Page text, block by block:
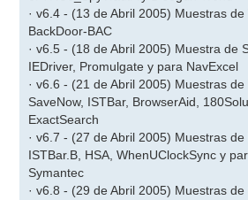
· v6.4 - (13 de Abril 2005) Muestras
BackDoor-BAC
· v6.5 - (18 de Abril 2005) Muestra de
IEDriver, Promulgate y para NavExcel
· v6.6 - (21 de Abril 2005) Muestras
SaveNow, ISTBar, BrowserAid,
ExactSearch
· v6.7 - (27 de Abril 2005) Muestras de
ISTBar.B, HSA, WhenUClockSync y
Symantec
· v6.8 - (29 de Abril 2005) Muestras de